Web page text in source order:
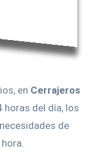
en Cerrajeros
del día, los
de